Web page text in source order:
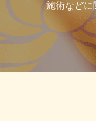
施術などに